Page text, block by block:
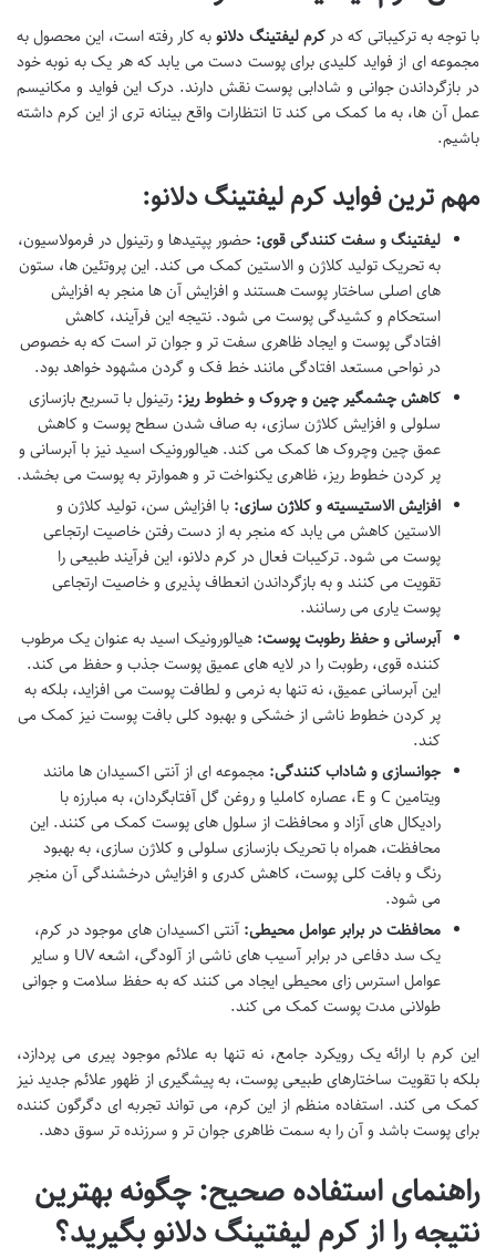
با توجه به ترکیباتی که درکرم لیفتینگ دلانوبه کار رفته است، این محصول به
مجموعه ای از فواید کلیدی برای پوست دست می یابد که هر یک به نوبه خود
در بازگرداندن جوانی و شادابی پوست نقش دارند. درک این فواید و مکانیسم
عمل آن ها، به ما کمک می کند تا انتظارات واقع بینانه تری از این کرم داشته
باشیم.
مهم ترین فواید کرم لیفتینگ دلانو:
لیفتینگ و سفت کنندگی قوی: حضور پپتیدها و رتینول در فرمولاسیون،
به تحریک تولید کلاژن و الاستین کمک می کند. این پروتئین ها، ستون
های اصلی ساختار پوست هستند و افزایش آن ها منجر به افزایش
استحکام و کشیدگی پوست می شود. نتیجه این فرآیند، کاهش
افتادگی پوست و ایجاد ظاهری سفت تر و جوان تر است که به خصوص
در نواحی مستعد افتادگی مانند خط فک و گردن مشهود خواهد بود.
کاهش چشمگیر چین و چروک و خطوط ریز: رتینول با تسریع بازسازی
سلولی و افزایش کلاژن سازی، به صاف شدن سطح پوست و کاهش
عمق چین وچروک ها کمک می کند. هیالورونیک اسید نیز با آبرسانی و
پر کردن خطوط ریز، ظاهری یکنواخت تر و هموارتر به پوست می بخشد.
افزایش الاستیسیته و کلاژن سازی: با افزایش سن، تولید کلاژن و
الاستین کاهش می یابد که منجر به از دست رفتن خاصیت ارتجاعی
پوست می شود. ترکیبات فعال در کرم دلانو، این فرآیند طبیعی را
تقویت می کنند و به بازگرداندن انعطاف پذیری و خاصیت ارتجاعی
پوست یاری می رسانند.
آبرسانی و حفظ رطوبت پوست: هیالورونیک اسید به عنوان یک مرطوب
کننده قوی، رطوبت را در لایه های عمیق پوست جذب و حفظ می کند.
این آبرسانی عمیق، نه تنها به نرمی و لطافت پوست می افزاید، بلکه به
پر کردن خطوط ناشی از خشکی و بهبود کلی بافت پوست نیز کمک می
کند.
جوانسازی و شاداب کنندگی: مجموعه ای از آنتی اکسیدان ها مانند
ویتامین C و E، عصاره کاملیا و روغن گل آفتابگردان، به مبارزه با
رادیکال های آزاد و محافظت از سلول های پوست کمک می کنند. این
محافظت، همراه با تحریک بازسازی سلولی و کلاژن سازی، به بهبود
رنگ و بافت کلی پوست، کاهش کدری و افزایش درخشندگی آن منجر
می شود.
محافظت در برابر عوامل محیطی:آنتی اکسیدان های موجود در کرم،
یک سد دفاعی در برابر آسیب های ناشی از آلودگی، اشعه UV و سایر
عوامل استرس زای محیطی ایجاد می کنند که به حفظ سلامت و جوانی
طولانی مدت پوست کمک می کند.
این کرم با ارائه یک رویکرد جامع، نه تنها به علائم موجود پیری می پردازد،
بلکه با تقویت ساختارهای طبیعی پوست، به پیشگیری از ظهور علائم جدید نیز
کمک می کند. استفاده منظم از این کرم، می تواند تجربه ای دگرگون کننده
برای پوست باشد و آن را به سمت ظاهری جوان تر و سرزنده تر سوق دهد.
راهنمای استفاده صحیح: چگونه بهترین
نتیجه را از کرم لیفتینگ دلانو بگیرید؟